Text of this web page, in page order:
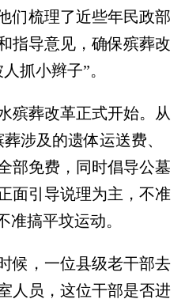
梳理了近些年民政部
指导意见，确保殡葬改
抓小辫子”。
葬改革正式开始。从
涉及的遗体运送费、
部免费，同时倡导公墓
面引导说理为主，不准
准搞平坟运动。
，一位县级老干部去
人员，这位干部是否进